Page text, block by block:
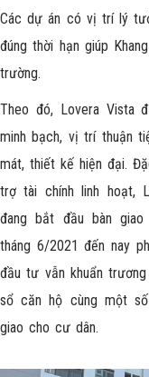
Các dự án có vị trí lý
đúng thời hạn giúp
trường.
Theo đó, Lovera Vista
minh bạch, vị trí thuận
mát, thiết kế hiện đại.
trợ tài chính linh hoạt,
đang bắt đầu bàn
tháng 6/2021 đến nay
đầu tư vẫn khuẩn
sổ căn hộ cùng một
giao cho cư dân.